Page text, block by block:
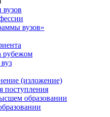
вузов»
рубежом
(изложение)
поступления
образовании